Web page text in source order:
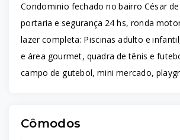
Condominio fechado no bairro César
portaria e segurança 24 hs, ronda
lazer completa: Piscinas adulto e
e área gourmet, quadra de tênis e
campo de gutebol, mini mercado,
Cômodos